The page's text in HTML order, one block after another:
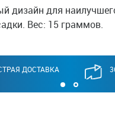
дизайн для
Вес: 15 граммов.
ДОСТАВКА